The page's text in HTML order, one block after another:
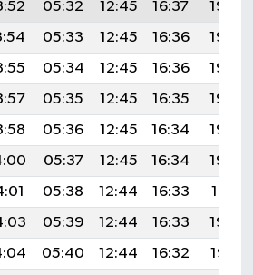
05:32 12:45 16:37
19:49
05:33 12:45 16:36
19:48
05:34 12:45 16:36
19:46
05:35 12:45 16:35
19:45
05:36 12:45 16:34
19:44
05:37 12:45 16:34
19:42
05:38 12:44 16:33
19:41
05:39 12:44 16:33
19:40
05:40 12:44 16:32
19:38